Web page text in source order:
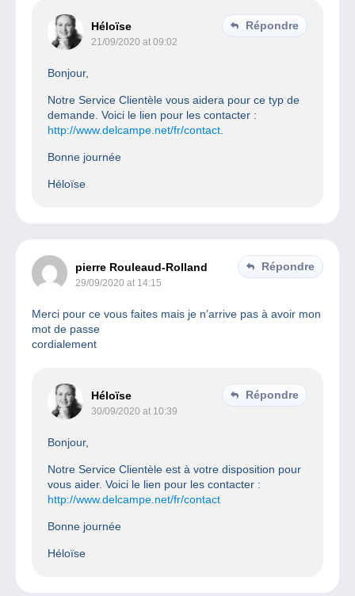
Héloïse
21/09/2020 at 09:02
Répondre
Bonjour,
Notre Service Clientèle vous aidera pour ce typ de
demande. Voici le lien pour les contacter :
http://www.delcampe.net/fr/contact.
Bonne journée
Héloïse
pierre Rouleaud-Rolland
29/09/2020 at 14:15
Répondre
Merci pour ce vous faites mais je n’arrive pas à avoir mon
mot de passe
cordialement
Héloïse
30/09/2020 at 10:39
Répondre
Bonjour,
Notre Service Clientèle est à votre disposition pour
vous aider. Voici le lien pour les contacter :
http://www.delcampe.net/fr/contact
Bonne journée
Héloïse